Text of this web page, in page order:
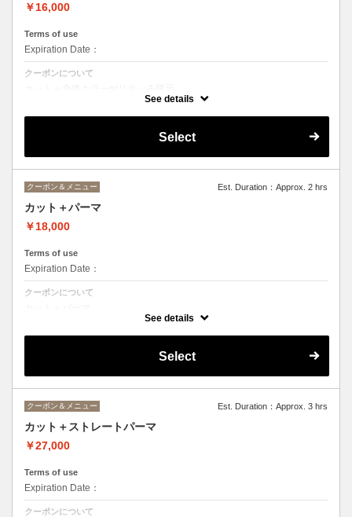
￥16,000
Terms of use
Expiration Date：
クーポンについて
（リタッチ根元の場合¥14,700）See details
Select
クーポン＆メニュー Est. Duration：Approx. 2 hrs
カット＋パーマ
￥18,000
Terms of use
Expiration Date：
クーポンについて
（パーマの種類はご相談にて。金額の変動有り）
See details
Select
クーポン＆メニュー Est. Duration：Approx. 3 hrs
カット＋ストレートパーマ
￥27,000
Terms of use
Expiration Date：
クーポンについて